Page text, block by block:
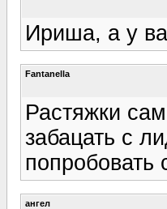
Ириша, а у
Fantanella
Растяжки
забацать с
попробовать
ангел